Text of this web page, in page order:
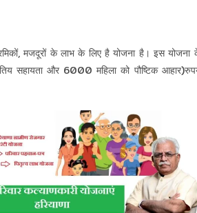
मजदूरों के लाभ के लिए है योजना है। इस योजना
सहायता और 6000 महिला को पौष्टिक